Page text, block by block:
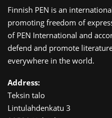
Finnish PEN is an
promoting freedom of
of PEN International and
defend and promote
everywhere in the world.
Address:
Teksin talo
Lintulahdenkatu 3